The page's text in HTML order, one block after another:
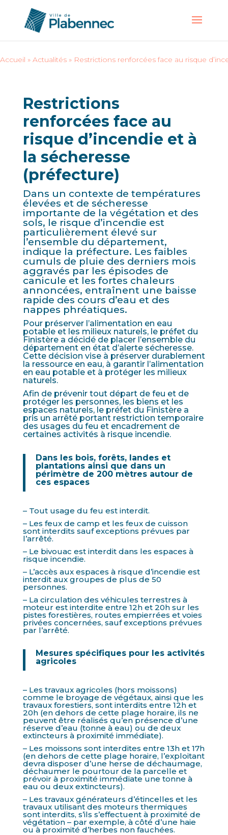
Accueil » Actualités » Restrictions renforcées face au risque
Restrictions
renforcées face au
risque d’incendie et à
la sécheresse
(préfecture)
Dans un contexte de températures
élevées et de sécheresse
importante de la végétation et des
sols, le risque d’incendie est
particulièrement élevé sur
l’ensemble du département,
indique la préfecture. Les faibles
cumuls de pluie des derniers mois
aggravés par les épisodes de
canicule et les fortes chaleurs
annoncées, entraînent une baisse
rapide des cours d’eau et des
nappes phréatiques.
Pour préserver l’alimentation en eau
potable et les milieux naturels, le préfet du
Finistère a décidé de placer l’ensemble du
département en état d’alerte sécheresse.
Cette décision vise à préserver durablement
la ressource en eau, à garantir l’alimentation
en eau potable et à protéger les milieux
naturels.
Afin de prévenir tout départ de feu et de
protéger les personnes, les biens et les
espaces naturels, le préfet du Finistère a
pris un arrêté portant restriction temporaire
des usages du feu et encadrement de
certaines activités à risque incendie.
Dans les bois, forêts, landes et
plantations ainsi que dans un
périmètre de 200 mètres autour de
ces espaces
– Tout usage du feu est interdit.
– Les feux de camp et les feux de cuisson
sont interdits sauf exceptions prévues par
l’arrêté.
– Le bivouac est interdit dans les espaces à
risque incendie.
– L’accès aux espaces à risque d’incendie est
interdit aux groupes de plus de 50
personnes.
– La circulation des véhicules terrestres à
moteur est interdite entre 12h et 20h sur les
pistes forestières, routes empierrées et voies
privées concernées, sauf exceptions prévues
par l’arrêté.
Mesures spécifiques pour les activités
agricoles
– Les travaux agricoles (hors moissons)
comme le broyage de végétaux, ainsi que les
travaux forestiers, sont interdits entre 12h et
20h (en dehors de cette plage horaire, ils ne
peuvent être réalisés qu’en présence d’une
réserve d’eau (tonne à eau) ou de deux
extincteurs à proximité immédiate).
– Les moissons sont interdites entre 13h et 17h
(en dehors de cette plage horaire, l’exploitant
devra disposer d’une herse de déchaumage,
déchaumer le pourtour de la parcelle et
prévoir à proximité immédiate une tonne à
eau ou deux extincteurs).
– Les travaux générateurs d’étincelles et les
travaux utilisant des moteurs thermiques
sont interdits, s’ils s’effectuent à proximité de
végétation – par exemple, à côté d’une haie
ou à proximité d’herbes non fauchées.